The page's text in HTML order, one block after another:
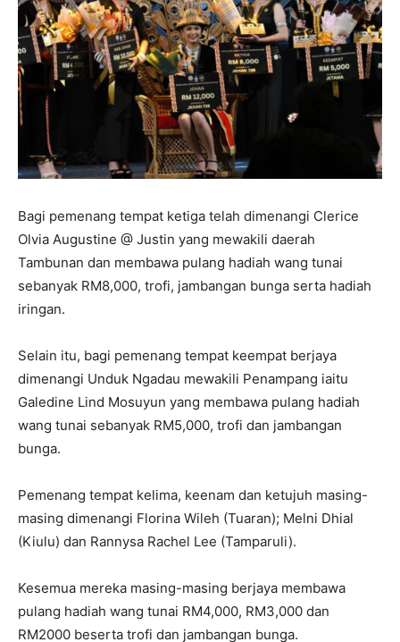
Bagi pemenang tempat ketiga telah dimenangi Clerice
Olvia Augustine @ Justin yang mewakili daerah
Tambunan dan membawa pulang hadiah wang tunai
sebanyak RM8,000, trofi, jambangan bunga serta hadiah
iringan.
Selain itu, bagi pemenang tempat keempat berjaya
dimenangi Unduk Ngadau mewakili Penampang iaitu
Galedine Lind Mosuyun yang membawa pulang hadiah
wang tunai sebanyak RM5,000, trofi dan jambangan
bunga.
Pemenang tempat kelima, keenam dan ketujuh masing-
masing dimenangi Florina Wileh (Tuaran); Melni Dhial
(Kiulu) dan Rannysa Rachel Lee (Tamparuli).
Kesemua mereka masing-masing berjaya membawa
pulang hadiah wang tunai RM4,000, RM3,000 dan
RM2000 beserta trofi dan jambangan bunga.